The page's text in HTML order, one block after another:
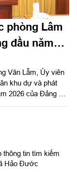
phòng Lâm
đầu năm
Văn Lẫm, Ủy viên
khu dự và phát
2026 của Đảng ủy
thông tin tìm kiếm
Hảo Đước